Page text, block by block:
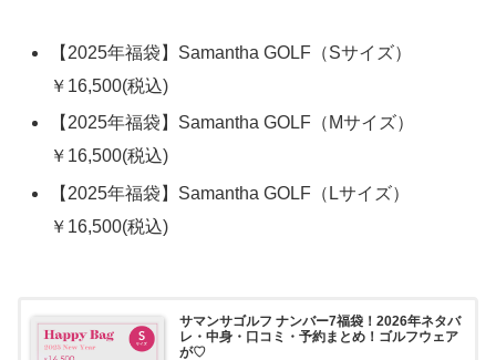
【2025年福袋】Samantha GOLF（Sサイズ）
￥16,500(税込)
【2025年福袋】Samantha GOLF（Mサイズ）
￥16,500(税込)
【2025年福袋】Samantha GOLF（Lサイズ）
￥16,500(税込)
サマンサゴルフ ナンバー7福袋！2026年ネタバ
レ・中身・口コミ・予約まとめ！ゴルフウェア
が♡